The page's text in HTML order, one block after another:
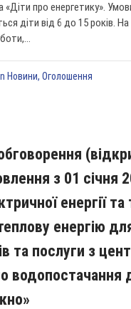
«Діти про енергетику».
діти від 6 до 15 років.
In Новини,Оголошення
з 01 січня
енергії та
енергію
та послуги з
водопостачання